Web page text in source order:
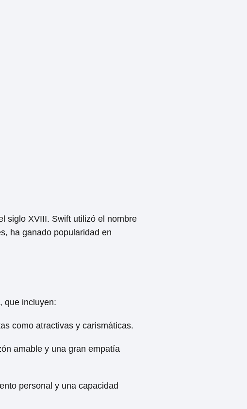
siglo XVIII. Swift utilizó el nombre
ha ganado popularidad en
que incluyen:
como atractivas y carismáticas.
amable y una gran empatía
personal y una capacidad